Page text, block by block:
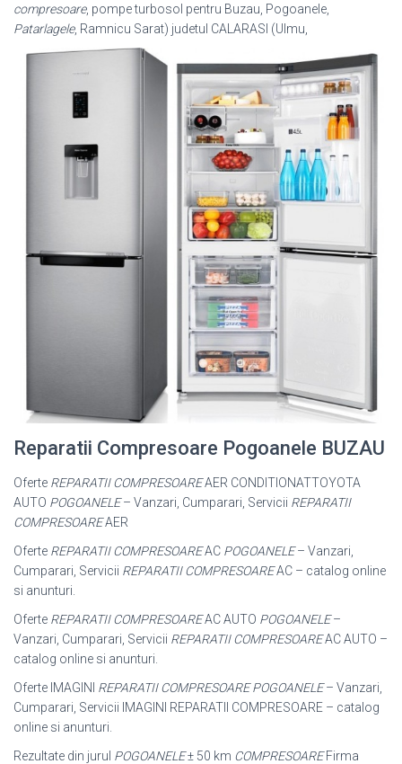
compresoare, pompe turbosol pentru Buzau, Pogoanele,
Patarlagele, Ramnicu Sarat) judetul CALARASI (Ulmu,
Reparatii Compresoare Pogoanele BUZAU
Oferte REPARATII COMPRESOAREAER CONDITIONATTOYOTA
AUTO POGOANELE– Vanzari, Cumparari, Servicii REPARATII
COMPRESOAREAER
Oferte REPARATII COMPRESOAREAC POGOANELE– Vanzari,
Cumparari, Servicii REPARATII COMPRESOAREAC – catalog online
si anunturi.
Oferte REPARATII COMPRESOAREAC AUTO POGOANELE–
Vanzari, Cumparari, Servicii REPARATII COMPRESOAREAC AUTO –
catalog online si anunturi.
Oferte IMAGINI REPARATII COMPRESOARE POGOANELE– Vanzari,
Cumparari , Servicii IMAGINI REPARATII COMPRESOARE – catalog
online si anunturi.
Rezultate din jurul POGOANELE± 50 km COMPRESOAREFirma